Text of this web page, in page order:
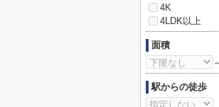
4K
4LDK以上
面積
駅からの徒歩